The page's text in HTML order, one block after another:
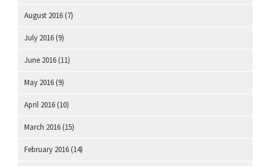
August 2016 (7)
July 2016 (9)
June 2016 (11)
May 2016 (9)
April 2016 (10)
March 2016 (15)
February 2016 (14)